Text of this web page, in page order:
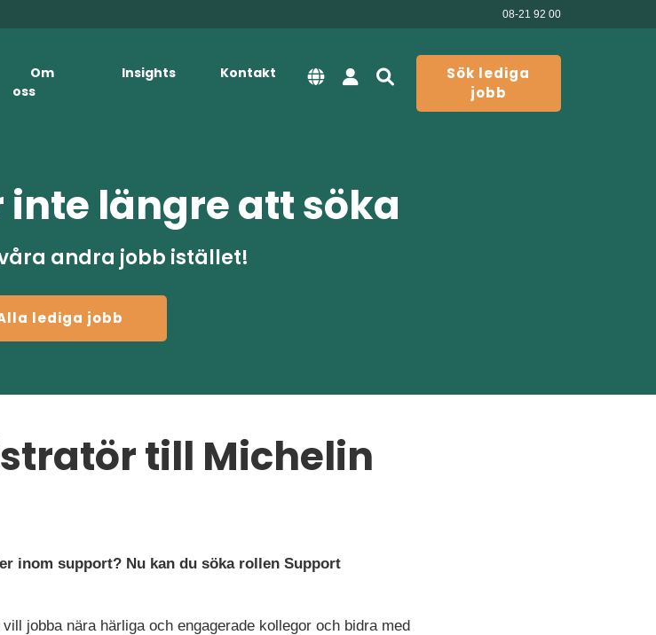
08-21 92 00
Om
oss
Insights Kontakt
Sök lediga
jobb
inte längre att söka
andra jobb istället!
lediga jobb
till Michelin
inom support? Nu kan du söka rollen Support
jobba nära härliga och engagerade kollegor och bidra med